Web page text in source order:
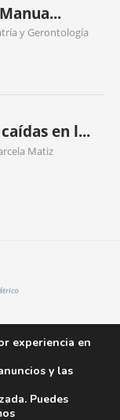
y Gerontología
en l...
Matiz
experiencia en
y las
Puedes